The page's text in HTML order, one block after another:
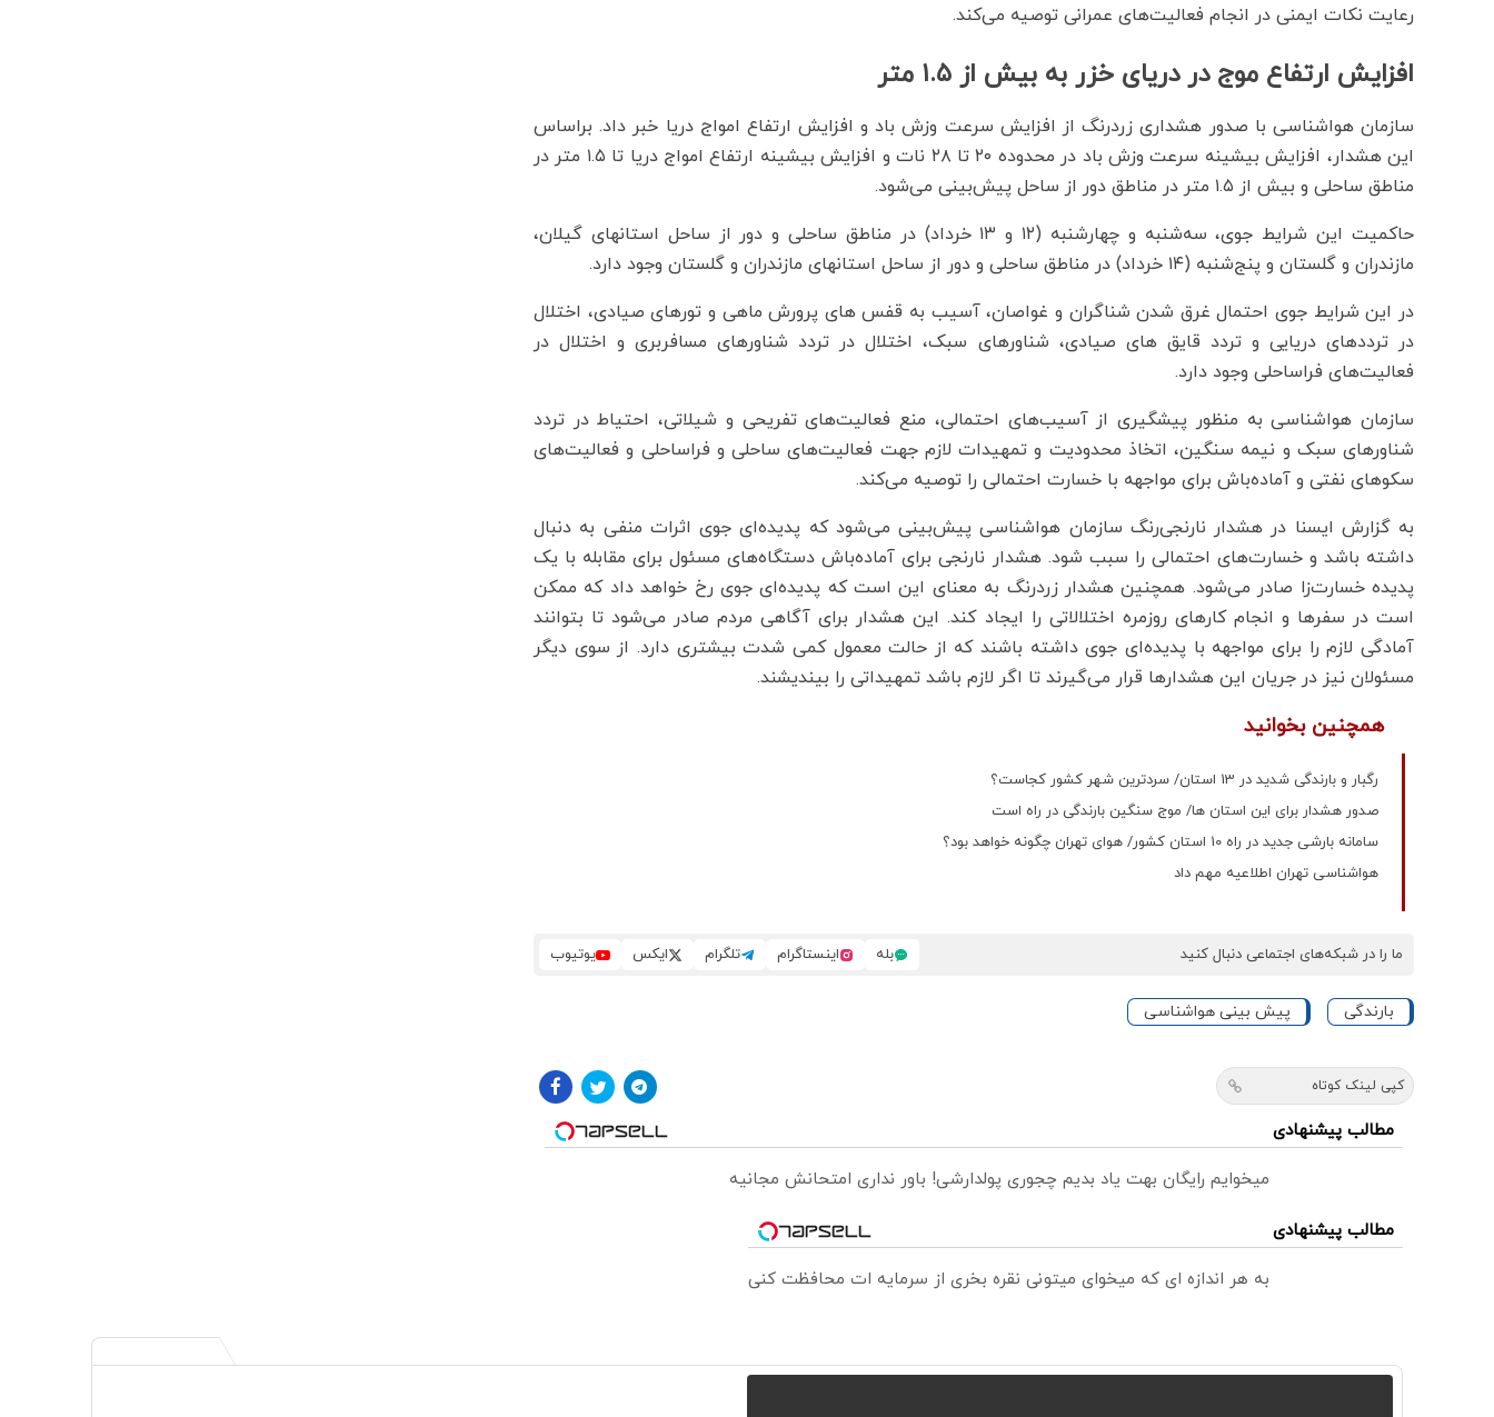
رعایت نکات ایمنی در انجام فعالیت‌های عمرانی توصیه می‌کند.
افزایش ارتفاع موج در دریای خزر به بیش از ۱.۵ متر
سازمان هواشناسی با صدور هشداری زردرنگ از افزایش سرعت وزش باد و افزایش ارتفاع امواج دریا خبر داد. براساس
این هشدار، افزایش بیشینه سرعت وزش باد در محدوده ۲۰ تا ۲۸ نات و افزایش بیشینه ارتفاع امواج دریا تا ۱.۵ متر در
مناطق ساحلی و بیش از ۱.۵ متر در مناطق دور از ساحل پیش‌بینی می‌شود.
حاکمیت این شرایط جوی، سه‌شنبه و چهارشنبه (۱۲ و ۱۳ خرداد) در مناطق ساحلی و دور از ساحل استانهای گیلان،
مازندران و گلستان و پنج‌شنبه (۱۴ خرداد) در مناطق ساحلی و دور از ساحل استانهای مازندران و گلستان وجود دارد.
در این شرایط جوی احتمال غرق شدن شناگران و غواصان، آسیب به قفس های پرورش ماهی و تورهای صیادی، اختلال
در ترددهای دریایی و تردد قایق های صیادی، شناورهای سبک، اختلال در تردد شناورهای مسافربری و اختلال در
فعالیت‌های فراساحلی وجود دارد.
سازمان هواشناسی به منظور پیشگیری از آسیب‌های احتمالی، منع فعالیت‌های تفریحی و شیلاتی، احتیاط در تردد
شناورهای سبک و نیمه سنگین، اتخاذ محدودیت و تمهیدات لازم جهت فعالیت‌های ساحلی و فراساحلی و فعالیت‌های
سکوهای نفتی و آماده‌باش برای مواجهه با خسارت احتمالی را توصیه می‌کند.
به گزارش ایسنا در هشدار نارنجی‌رنگ سازمان هواشناسی پیش‌بینی می‌شود که پدیده‌ای جوی اثرات منفی به دنبال
داشته باشد و خسارت‌های احتمالی را سبب شود. هشدار نارنجی برای آماده‌باش دستگاه‌های مسئول برای مقابله با یک
پدیده خسارت‌زا صادر می‌شود. همچنین هشدار زردرنگ به معنای این است که پدیده‌ای جوی رخ خواهد داد که ممکن
است در سفرها و انجام کارهای روزمره اختلالاتی را ایجاد کند. این هشدار برای آگاهی مردم صادر می‌شود تا بتوانند
آمادگی لازم را برای مواجهه با پدیده‌ای جوی داشته باشند که از حالت معمول کمی شدت بیشتری دارد. از سوی دیگر
مسئولان نیز در جریان این هشدارها قرار می‌گیرند تا اگر لازم باشد تمهیداتی را بیندیشند.
همچنین بخوانید
رگبار و بارندگی شدید در 13 استان/ سردترین شهر کشور کجاست؟
صدور هشدار برای این استان ها/ موج سنگین بارندگی در راه است
سامانه بارشی جدید در راه 10 استان کشور/ هوای تهران چگونه خواهد بود؟
هواشناسی تهران اطلاعیه مهم داد
ما را در شبکه‌های اجتماعی دنبال کنید بله اینستاگرام تلگرام ایکس یوتیوب
بارندگی پیش بینی هواشناسی
کپی لینک کوتاه
مطالب پیشنهادی
میخوایم رایگان بهت یاد بدیم چجوری پولدارشی! باور نداری امتحانش مجانیه
مطالب پیشنهادی
به هر اندازه ای که میخوای میتونی نقره بخری از سرمایه ات محافظت کنی